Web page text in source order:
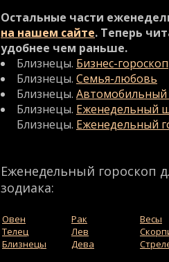
Остальные части
на нашем сайте. Теперь
удобнее чем раньше.
Близнецы. Бизнес-гороскоп
Близнецы. Семья-любовь
Близнецы. Автомобильный
Близнецы. Еженедельный
Близнецы. Еженедельный
Еженедельный гороскоп
зодиака:
Овен
Телец
Близнецы
Рак
Лев
Дева
Весы